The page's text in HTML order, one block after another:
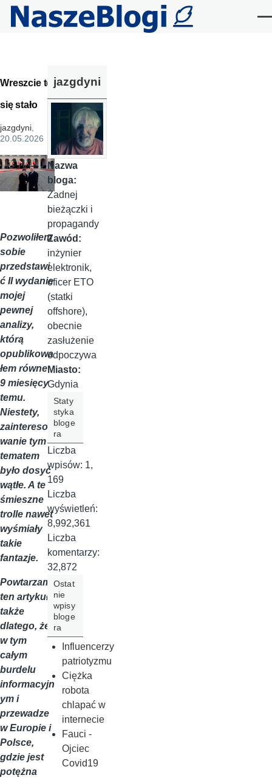
Przejdź do treści
Wreszcie to
się stało
jazgdyni,
20.05.2026
Pozwoliłem
sobie
przedstawi
ć II wydanie
mojej
pewnej
analizy,
którą
opublikowa
łem równe
9 miesięcy
temu.
Niestety,
zaintereso
wanie tym
tematem
było dosyć
wątłe. A te
śmieszne
trolle nawet
wyśmiały
takie
fantazje.
Powtarzam
ten artykuł
także
dlatego, że
w tym
całym
burdelu
informacyjn
ym i
przewadze
w Europie i
Polsce,
gdzie jest
potężna
jazgdyni
Nazwa
bloga:
Żadnej
bieżączki i
propagandy
Zawód:
inżynier
elektronik,
oficer ETO
(statki
offshore),
obecnie
zasłużenie
odpoczywa
Miasto:
Gdynia
Staty
styka
bloge
ra
Liczba
wpisów: 1,
169
Liczba
wyświetleń:
8,992,361
Liczba
komentarzy:
32,872
Ostat
nie
wpisy
bloge
ra
Influencerzy
patriotyzmu
Ciężka
robota
chlapać w
internecie
Fauci -
Ojciec
Covid19